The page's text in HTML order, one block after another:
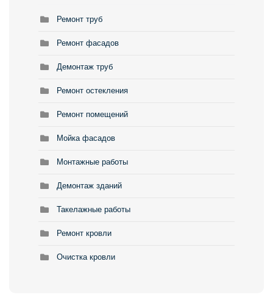
Ремонт труб
Ремонт фасадов
Демонтаж труб
Ремонт остекления
Ремонт помещений
Мойка фасадов
Монтажные работы
Демонтаж зданий
Такелажные работы
Ремонт кровли
Очистка кровли